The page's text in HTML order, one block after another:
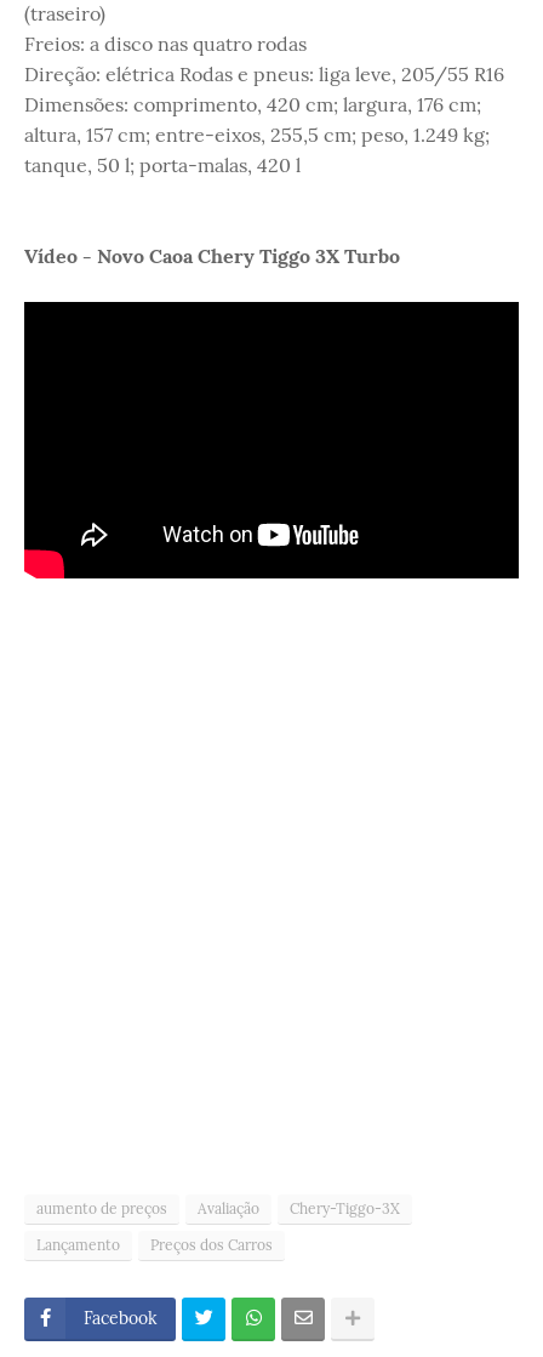
(traseiro)
Freios: a disco nas quatro rodas
Direção: elétrica Rodas e pneus: liga leve, 205/55 R16
Dimensões: comprimento, 420 cm; largura, 176 cm;
altura, 157 cm; entre-eixos, 255,5 cm; peso, 1.249 kg;
tanque, 50 l; porta-malas, 420 l
Vídeo - Novo Caoa Chery Tiggo 3X Turbo
aumento de preços Avaliação
Chery-Tiggo-3X
Lançamento
Preços dos Carros
Facebook